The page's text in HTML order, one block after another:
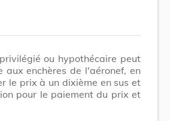
ou hypothécaire peut
aux enchères de l'aéronef, en
le prix à un dixième en sus et
pour le paiement du prix et